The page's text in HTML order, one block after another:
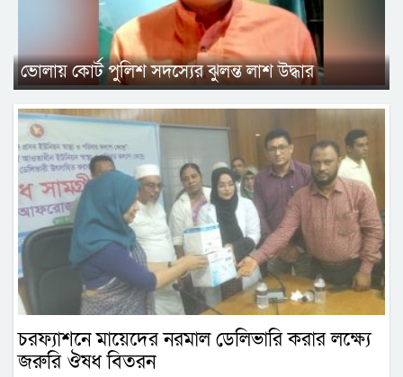
ভোলায় কোর্ট পুলিশ সদস্যের ঝুলন্ত লাশ উদ্ধার
চরফ্যাশনে মায়েদের নরমাল ডেলিভারি করার লক্ষ্যে
জরুরি ঔষধ বিতরন